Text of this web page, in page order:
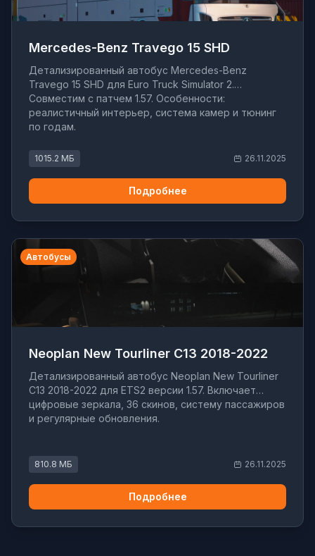
Mercedes-Benz Travego 15 SHD
Детализированный автобус Mercedes-Benz
Travego 15 SHD для Euro Truck Simulator 2.
Совместим с патчем 1.57. Особенности:
реалистичный интерьер, система камер и тюнинг
по годам.
1015.2 МБ 26.11.2025
Подробнее
Автобусы
Neoplan New Tourliner C13 2018-2022
Детализированный автобус Neoplan New Tourliner
C13 2018-2022 для ETS2 версии 1.57. Включает
цифровые зеркала, 36 скинов, систему пассажиров
и регулярные обновления.
810.8 МБ 26.11.2025
Подробнее